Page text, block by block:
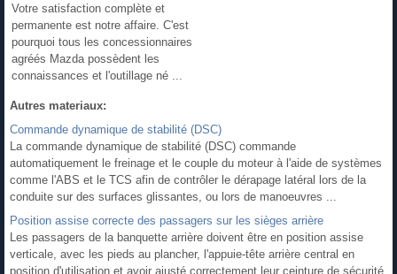
Votre satisfaction complète et
permanente est notre affaire. C'est
pourquoi tous les concessionnaires
agréés Mazda possèdent les
connaissances et l'outillage né ...
Autres materiaux:
Commande dynamique de stabilité (DSC)
La commande dynamique de stabilité (DSC) commande
automatiquement le freinage et le couple du moteur à l'aide de systèmes
comme l'ABS et le TCS afin de contrôler le dérapage latéral lors de la
conduite sur des surfaces glissantes, ou lors de manoeuvres ...
Position assise correcte des passagers sur les sièges arrière
Les passagers de la banquette arrière doivent être en position assise
verticale, avec les pieds au plancher, l'appuie-tête arrière central en
position d'utilisation et avoir ajusté correctement leur ceinture de sécurité.